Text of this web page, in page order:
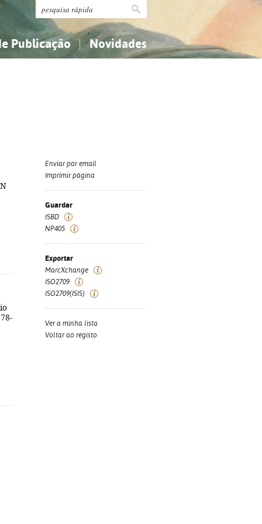
Publicação Novidades
Enviar por email
Imprimir página
Guardar
ISBD
NP405
Exportar
MarcXchange
ISO2709
ISO2709(ISIS)
Ver a minha lista
Voltar ao registo